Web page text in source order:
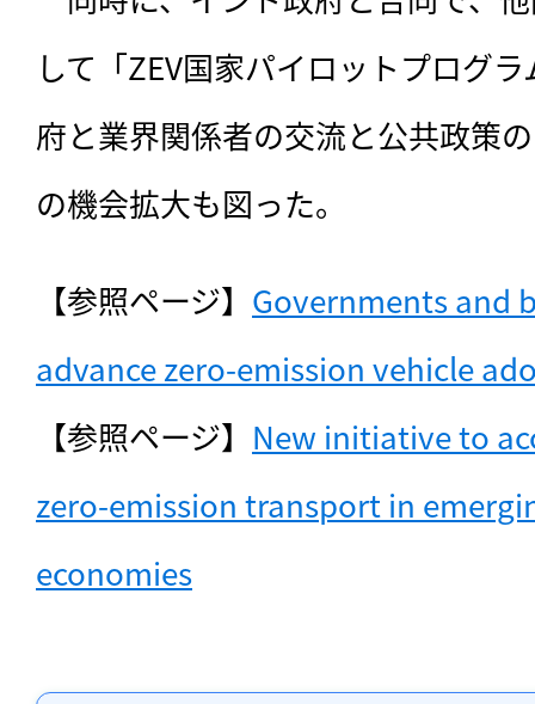
して「ZEV国家パイロットプログ
府と業界関係者の交流と公共政策
の機会拡大も図った。
【参照ページ】 Governments and
advance zero-emission vehicle
【参照ページ】 New initiative to
zero-emission transport in
economies